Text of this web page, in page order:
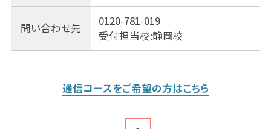
問い合わせ先
0120-781-019
受付担当校:静岡校
通信コースをご希望の方はこちら